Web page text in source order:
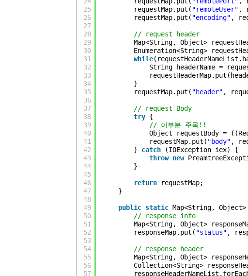
25
26
27
28
29
30
31
32
33
34
35
36
37
38
39
40
41
42
43
44
45
46
47
48
49
50
51
52
53
54
55
56
57
requestMap.put( "remoteUser" ,
requestMap.put( "encoding" ,
// request header
Map<String, Object>
Enumeration<String>
while
String headerName =
}
requestMap.put( "header" ,
// request Body
try {
// 이부분 주목!!
Object requestBody =
requestMap.put( "body" ,
} catch
(IOException iex) {
throw new
}
return
requestMap;
}
public static Map<String, Object>
// response info
Map<String, Object>
responseMap.put( "status" ,
// response header
Map<String, Object>
Collection<String>